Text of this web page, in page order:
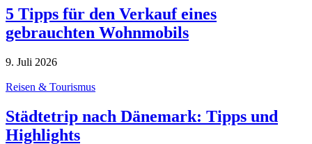
5 Tipps für den Verkauf eines
gebrauchten Wohnmobils
9. Juli 2026
Reisen & Tourismus
Städtetrip nach Dänemark: Tipps und
Highlights